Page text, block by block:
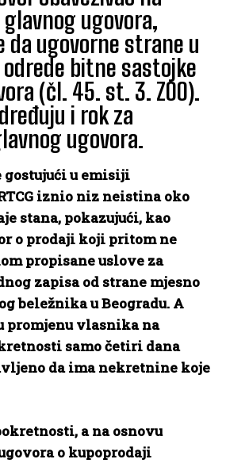
ugovora,
da ugovorne strane u
bitne sastojke
(čl. 45. st. 3. ZOO).
i rok za
ugovora.
gostujući u emisiji
iznio niz neistina oko
stana, pokazujući, kao
o prodaji koji pritom ne
propisane uslove za
zapisa od strane mjesno
beležnika u Beogradu. A
promjenu vlasnika na
samo četiri dana
da ima nekretnine koje
a na osnovu
o kupoprodaji